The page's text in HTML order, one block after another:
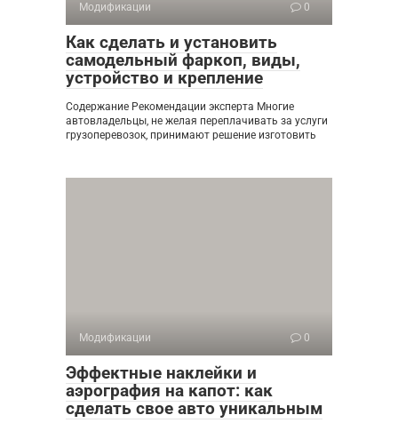
Модификации 0
Как сделать и установить
самодельный фаркоп, виды,
устройство и крепление
Содержание Рекомендации эксперта Многие
автовладельцы, не желая переплачивать за услуги
грузоперевозок, принимают решение изготовить
Модификации 0
Эффектные наклейки и
аэрография на капот: как
сделать свое авто уникальным